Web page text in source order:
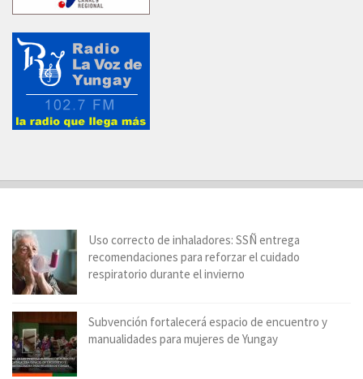
Uso correcto de inhaladores: SSÑ entrega
recomendaciones para reforzar el cuidado
respiratorio durante el invierno
Subvención fortalecerá espacio de encuentro y
manualidades para mujeres de Yungay